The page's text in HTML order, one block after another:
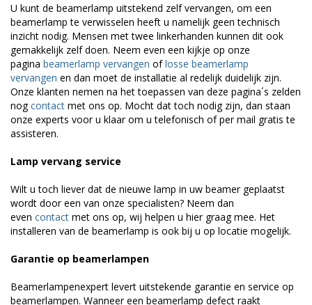
U kunt de beamerlamp uitstekend zelf vervangen, om een
beamerlamp te verwisselen heeft u namelijk geen technisch
inzicht nodig. Mensen met twee linkerhanden kunnen dit ook
gemakkelijk zelf doen. Neem even een kijkje op onze
pagina beamerlamp vervangen oflosse beamerlamp
vervangen en dan moet de installatie al redelijk duidelijk zijn.
Onze klanten nemen na het toepassen van deze pagina´s zelden
nogcontact met ons op. Mocht dat toch nodig zijn, dan staan
onze experts voor u klaar om u telefonisch of per mail gratis te
assisteren.
Lamp vervang service
Wilt u toch liever dat de nieuwe lamp in uw beamer geplaatst
wordt door een van onze specialisten? Neem dan
even contact met ons op, wij helpen u hier graag mee. Het
installeren van de beamerlamp is ook bij u op locatie mogelijk.
Garantie op beamerlampen
Beamerlampenexpert levert uitstekende garantie en service op
beamerlampen. Wanneer een beamerlamp defect raakt